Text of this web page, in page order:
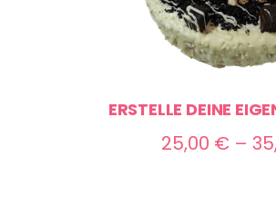
ERSTELLE DEINE
25,00 € –